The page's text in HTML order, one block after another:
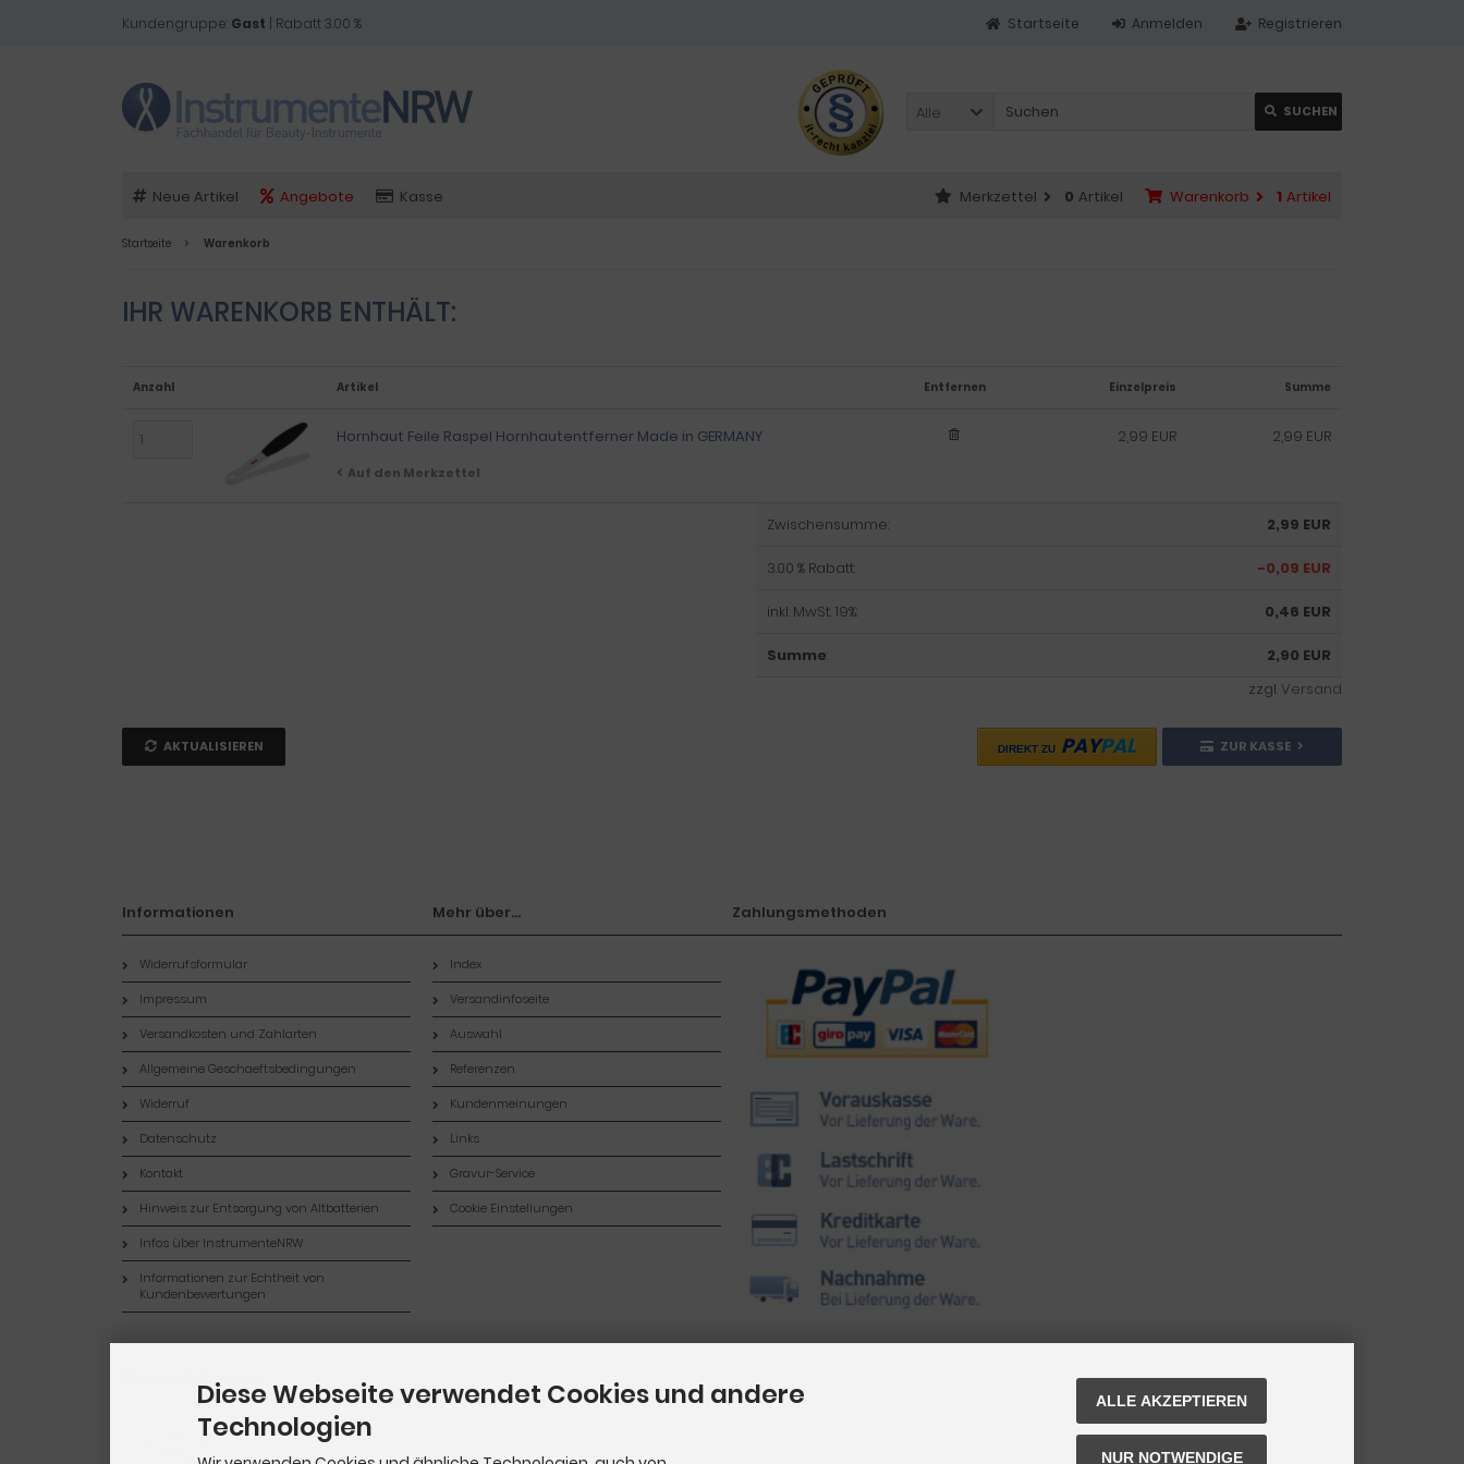
Kundengruppe: Gast | Rabatt 3.00 % Registrieren
Anmelden
Startseite
Alle SUCHEN
Neue Artikel Angebote Kasse Warenkorb 1 Artikel
Merkzettel 0 Artikel
Startseite Warenkorb
IHR WARENKORB ENTHÄLT:
Anzahl Artikel Summe
Einzelpreis
Entfernen
Hornhaut Feile Raspel Hornhautentferner Made in GERMANY
Auf den Merkzettel
2,99 EUR
2,99 EUR
Zwischensumme: 2,99 EUR
3.00 % Rabatt: -0,09 EUR
inkl. MwSt. 19%: 0,46 EUR
Summe:
2,90 EUR
zzgl.Versand
AKTUALISIEREN ZUR KASSE
DIREKT ZU PAYPAL
Informationen
Widerrufsformular
Impressum
Versandkosten und Zahlarten
Allgemeine Geschaeftsbedingungen
Widerruf
Datenschutz
Kontakt
Hinweis zur Entsorgung von Altbatterien
Infos über InstrumenteNRW
Informationen zur Echtheit von
Kundenbewertungen
Mehr über...
Index
Versandinfoseite
Auswahl
Referenzen
Kundenmeinungen
Links
Gravur-Service
Cookie Einstellungen
Zahlungsmethoden
WiderrufsformularDiese Webseite verwendet Cookies und andere
Technologien
ALLE AKZEPTIEREN
NUR NOTWENDIGE